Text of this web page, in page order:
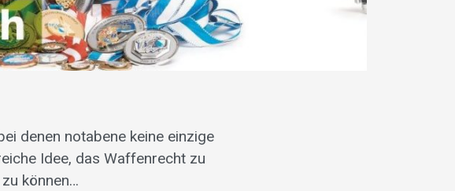
denen notabene keine einzige
Idee, das Waffenrecht zu
können…